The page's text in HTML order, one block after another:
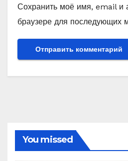
Сохранить моё имя, email и
браузере для последующих
You missed